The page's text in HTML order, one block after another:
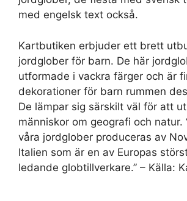
med engelsk text också.
Kartbutiken erbjuder ett brett
jordglober för barn. De här
utformade i vackra färger och är
dekorationer för barn rummen
De lämpar sig särskilt väl för att
människor om geografi och natur.
våra jordglober produceras av
Italien som är en av Europas
ledande globtillverkare.” – Källa: